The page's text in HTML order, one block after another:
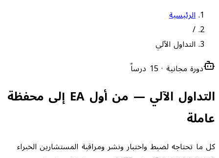
الرئيسية
/
التداول الآلي
دورة مجانية · 15 درساً
التداول الآلي
— من أول EA إلى محفظة
عاملة
كل ما تحتاجه لضبط واختبار ونشر ومراقبة المستشارين الخبراء